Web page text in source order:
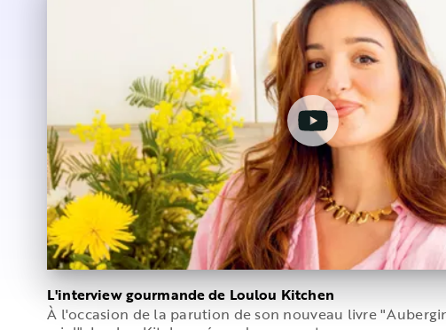
L'interview gourmande de Loulou Kitchen
À l'occasion de la parution de son nouveau livre